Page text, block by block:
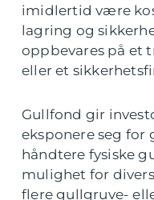
imidlertid være
lagring og
oppbevares på et
eller et
Gullfond gir
eksponere seg
håndtere fysiske
mulighet for
flere gullgruve-